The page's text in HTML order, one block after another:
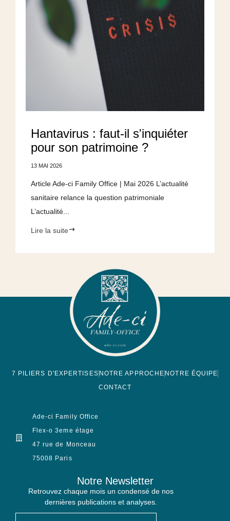
Hantavirus : faut-il s'inquiéter
pour son patrimoine ?
13 MAI 2026
Article Ade-ci Family Office | Mai 2026 L’actualité
sanitaire relance la question patrimoniale
L’actualité...
Lire la suite
7 PILIERS D'EXPERTISES NOTRE APPROCHE NOTRE ÉQUIPE
CONTACT
Ade-ci Family Office
Flex-o 3eme étage
47 rue de Monceau
75008 Paris
Notre Newsletter
Retrouvez chaque mois un condensé de nos
dernières publications et analyses.